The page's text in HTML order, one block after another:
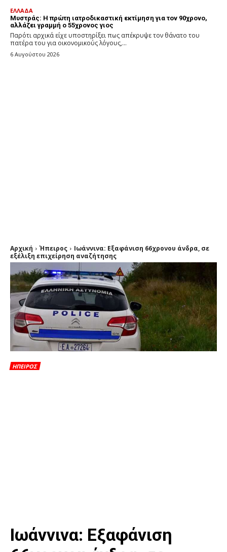
ΕΛΛΑΔΑ
Μυστράς: Η πρώτη ιατροδικαστική εκτίμηση για τον 90χρονο,
αλλάζει γραμμή ο 55χρονος γιος
Παρότι αρχικά είχε υποστηρίξει πως απέκρυψε τον θάνατο του
πατέρα του για οικονομικούς λόγους,...
6 Αυγούστου 2026